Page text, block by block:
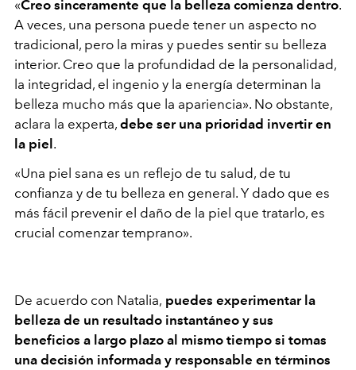
«Creo sinceramente que la belleza comienza dentro.
A veces, una persona puede tener un aspecto no
tradicional, pero la miras y puedes sentir su belleza
interior. Creo que la profundidad de la personalidad,
la integridad, el ingenio y la energía determinan la
belleza mucho más que la apariencia». No obstante,
aclara la experta, debe ser una prioridad invertir en
la piel .
«Una piel sana es un reflejo de tu salud, de tu
confianza y de tu belleza en general. Y dado que es
más fácil prevenir el daño de la piel que tratarlo, es
crucial comenzar temprano».
De acuerdo con Natalia, puedes experimentar la
belleza de un resultado instantáneo y sus
beneficios a largo plazo al mismo tiempo si tomas
una decisión informada y responsable en términos